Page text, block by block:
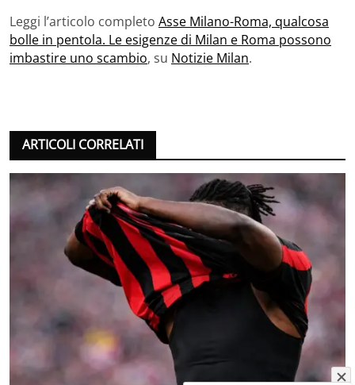
Leggi l’articolo completo Asse Milano-Roma, qualcosa
bolle in pentola. Le esigenze di Milan e Roma possono
imbastire uno scambio, su Notizie Milan.
ARTICOLI CORRELATI